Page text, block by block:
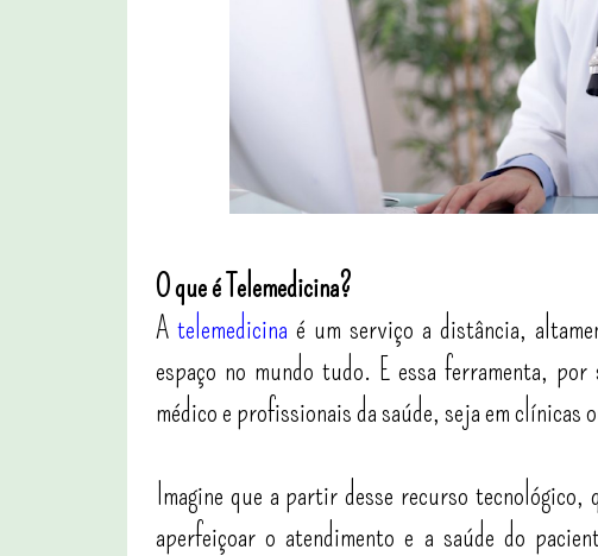
O que é Telemedicina?
A telemedicina é um serviço a distância,
espaço no mundo tudo. E essa ferramenta,
médico e profissionais da saúde, seja em clínicas
Imagine que a partir desse recurso
aperfeiçoar o atendimento e a saúde do